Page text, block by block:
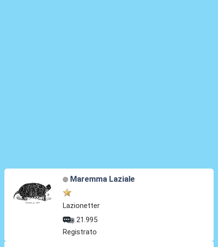
Maremma Laziale
Lazionetter
21.995
Registrato